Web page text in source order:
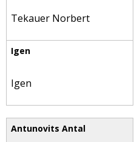
Tekauer Norbert
Igen